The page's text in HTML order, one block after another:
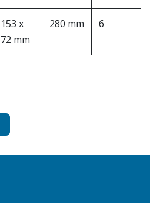
153 x
72 mm
280 mm 6